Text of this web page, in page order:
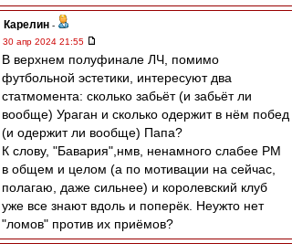
Карелин -
30 апр 2024 21:55
В верхнем полуфинале ЛЧ, помимо
футбольной эстетики, интересуют два
статмомента: сколько забьёт (и забьёт ли
вообще) Ураган и сколько одержит в нём побед
(и одержит ли вообще) Папа?
К слову, "Бавария",нмв, ненамного слабее РМ
в общем и целом (а по мотивации на сейчас,
полагаю, даже сильнее) и королевский клуб
уже все знают вдоль и поперёк. Неужто нет
"ломов" против их приёмов?